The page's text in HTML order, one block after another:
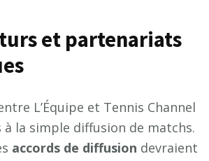
et partenariats
L’Équipe et Tennis Channel
à la simple diffusion de matchs.
accords de difusion devraient